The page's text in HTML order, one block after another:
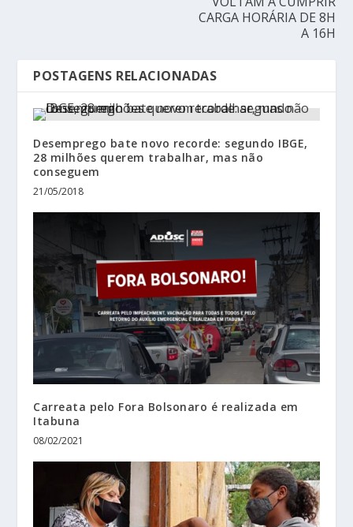
CARGA HORÁRIA DE 8H
A 16H
POSTAGENS RELACIONADAS
Desemprego bate novo recorde: segundo IBGE,
28 milhões querem trabalhar, mas não
conseguem
21/05/2018
Carreata pelo Fora Bolsonaro é realizada em
Itabuna
08/02/2021